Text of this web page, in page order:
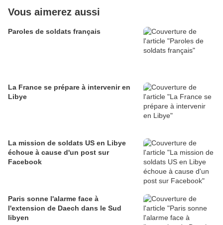
Vous aimerez aussi
Paroles de soldats français
La France se prépare à intervenir en
Libye
La mission de soldats US en Libye
échoue à cause d'un post sur
Facebook
Paris sonne l'alarme face à
l'extension de Daech dans le Sud
libyen